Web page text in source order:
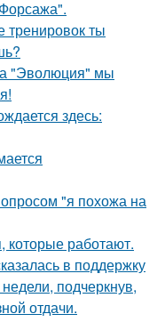
тренировок ты
"Эволюция" мы
здесь:
"я похожа на
которые работают.
в поддержку
подчеркнув,
отдачи.